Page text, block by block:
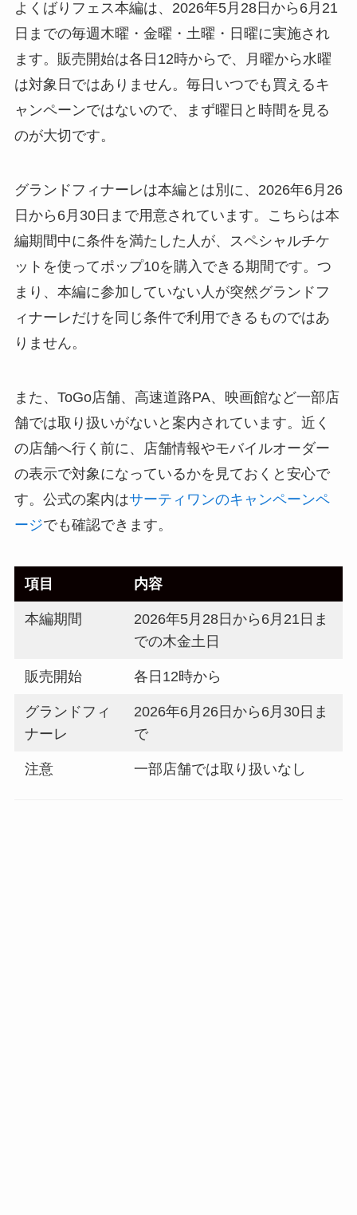
よくばりフェス本編は、2026年5月28日から6月21
日までの毎週木曜・金曜・土曜・日曜に実施され
ます。販売開始は各日12時からで、月曜から水曜
は対象日ではありません。毎日いつでも買えるキ
ャンペーンではないので、まず曜日と時間を見る
のが大切です。
グランドフィナーレは本編とは別に、2026年6月26
日から6月30日まで用意されています。こちらは本
編期間中に条件を満たした人が、スペシャルチケ
ットを使ってポップ10を購入できる期間です。つ
まり、本編に参加していない人が突然グランドフ
ィナーレだけを同じ条件で利用できるものではあ
りません。
また、ToGo店舗、高速道路PA、映画館など一部店
舗では取り扱いがないと案内されています。近く
の店舗へ行く前に、店舗情報やモバイルオーダー
の表示で対象になっているかを見ておくと安心で
す。公式の案内はサーティワンのキャンペーンペ
ージでも確認できます。
項目 内容
本編期間
2026年5月28日から6月21日ま
での木金土日
販売開始 各日12時から
グランドフィ
ナーレ
2026年6月26日から6月30日ま
で
注意 一部店舗では取り扱いなし